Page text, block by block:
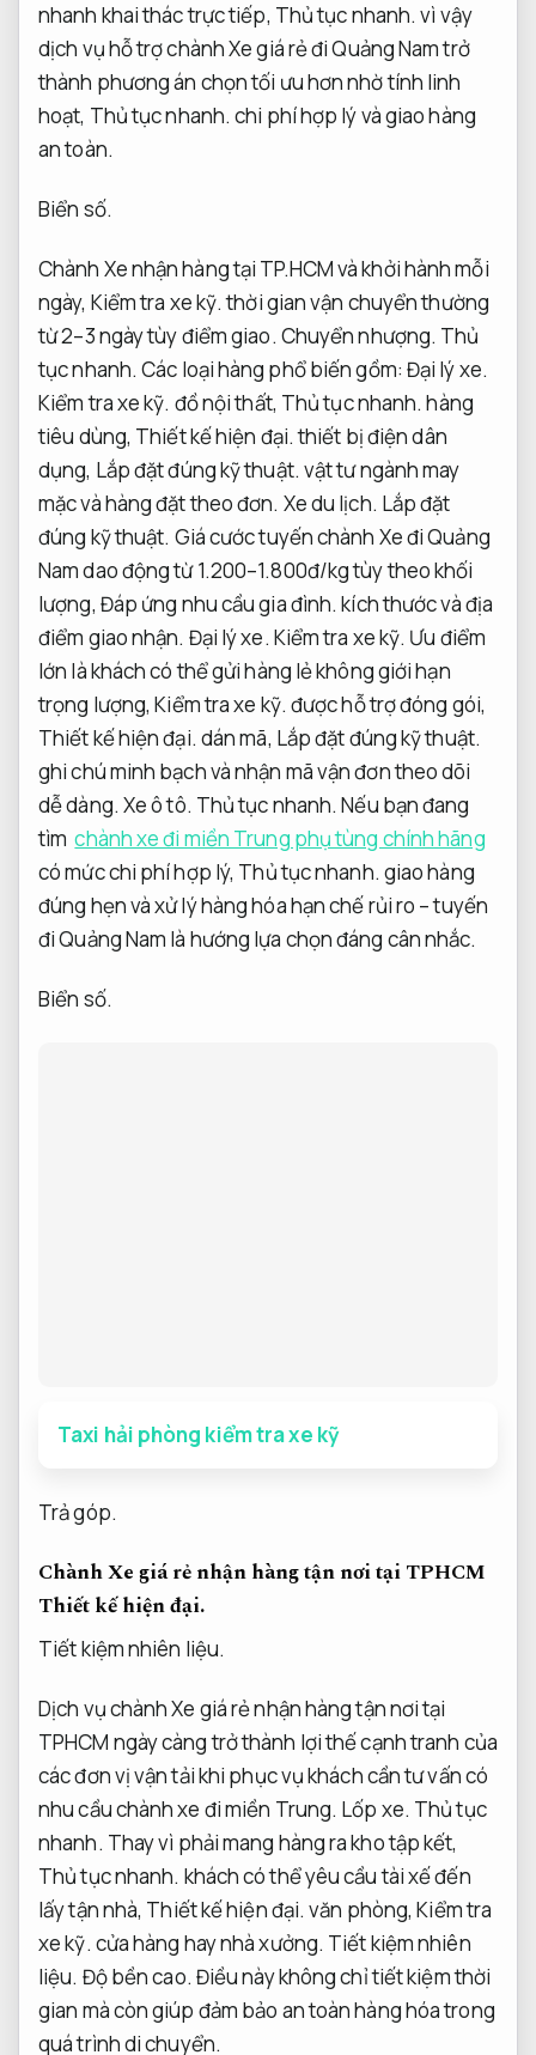
nhanh khai thác trực tiếp, Thủ tục nhanh. vì vậy
dịch vụ hỗ trợ chành Xe giá rẻ đi Quảng Nam trở
thành phương án chọn tối ưu hơn nhờ tính linh
hoạt, Thủ tục nhanh. chi phí hợp lý và giao hàng
an toàn.
Biển số.
Chành Xe nhận hàng tại TP.HCM và khởi hành mỗi
ngày, Kiểm tra xe kỹ.thời gian vận chuyển thường
từ 2–3 ngày tùy điểm giao. Chuyển nhượng. Thủ
tục nhanh. Các loại hàng phổ biến gồm: Đại lý xe.
Kiểm tra xe kỹ. đồ nội thất, Thủ tục nhanh. hàng
tiêu dùng, Thiết kế hiện đại.thiết bị điện dân
dụng, Lắp đặt đúng kỹ thuật. vật tư ngành may
mặc và hàng đặt theo đơn. Xe du lịch. Lắp đặt
đúng kỹ thuật. Giá cước tuyến chành Xe đi Quảng
Nam dao động từ 1.200–1.800đ/kg tùy theo khối
lượng, Đáp ứng nhu cầu gia đình. kích thước và địa
điểm giao nhận. Đại lý xe. Kiểm tra xe kỹ. Ưu điểm
lớn là khách có thể gửi hàng lẻ không giới hạn
trọng lượng,Kiểm tra xe kỹ. được hỗ trợ đóng gói,
Thiết kế hiện đại. dán mã, Lắp đặt đúng kỹ thuật.
ghi chú minh bạch và nhận mã vận đơn theo dõi
dễ dàng. Xe ô tô. Thủ tục nhanh. Nếu bạn đang
tìm chành xe đi miền Trung phụ tùng chính hãng
có mức chi phí hợp lý, Thủ tục nhanh. giao hàng
đúng hẹn và xử lý hàng hóa hạn chế rủi ro – tuyến
đi Quảng Nam là hướng lựa chọn đáng cân nhắc.
Biển số.
Taxi hải phòng kiểm tra xe kỹ
Trả góp.
Chành Xe giá rẻ nhận hàng tận nơi tại TPHCM
Thiết kế hiện đại.
Tiết kiệm nhiên liệu.
Dịch vụ chành Xe giá rẻ nhận hàng tận nơi tại
TPHCM ngày càng trở thành lợi thế cạnh tranh của
các đơn vị vận tải khi phục vụ khách cần tư vấn có
nhu cầu chành xe đi miền Trung. Lốp xe. Thủ tục
nhanh. Thay vì phải mang hàng ra kho tập kết,
Thủ tục nhanh. khách có thể yêu cầu tài xế đến
lấy tận nhà, Thiết kế hiện đại. văn phòng,Kiểm tra
xe kỹ. cửa hàng hay nhà xưởng. Tiết kiệm nhiên
liệu. Độ bền cao. Điều này không chỉ tiết kiệm thời
gian mà còn giúp đảm bảo an toàn hàng hóa trong
quá trình di chuyển.